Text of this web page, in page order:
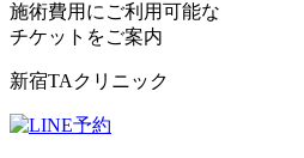
施術費用にご利用可能な
チケット をご案内
新宿TAクリニック